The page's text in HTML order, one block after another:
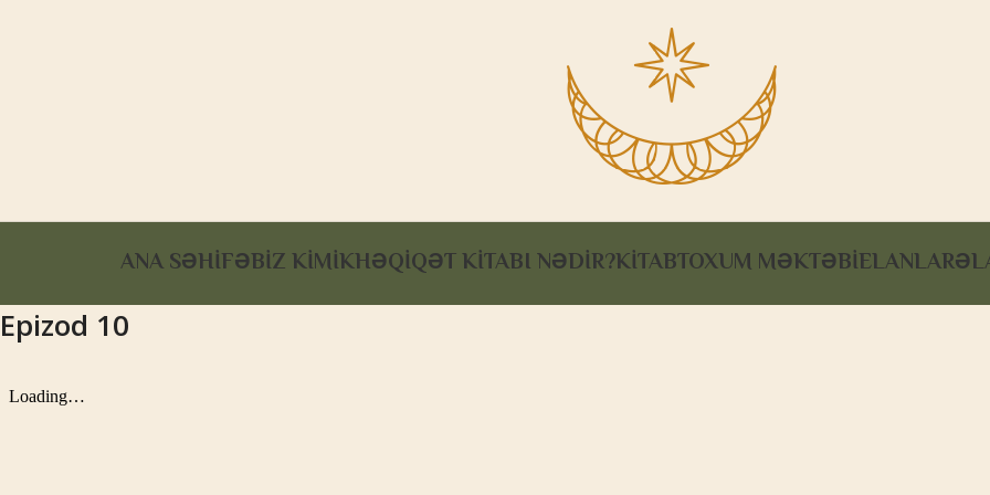
ANA SƏHİFƏBİZ KİMİKHƏQİQƏT KİTABI NƏDİR?KİTABTOXUM MƏKTƏBIELANLAR
Epizod 10